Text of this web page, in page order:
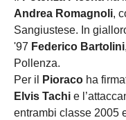
Andrea Romagnoli,
Sangiustese. In
'97 Federico Bartolini
Pollenza.
Per il
Pioraco ha
Elvis Tachi e
entrambi classe 2005